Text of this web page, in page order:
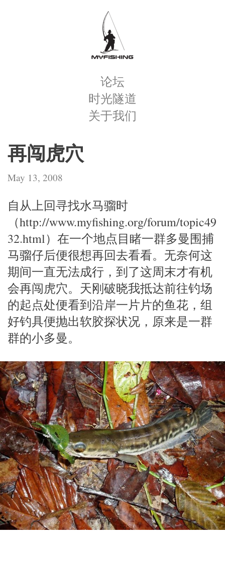
论坛
时光隧道
关于我们
再闯虎穴
May 13, 2008
自从上回寻找水马骝时
（http://www.myfishing.org/forum/topic49
32.html）在一个地点目睹一群多曼围捕
马骝仔后便很想再回去看看。无奈何这
期间一直无法成行，到了这周末才有机
会再闯虎穴。天刚破晓我抵达前往钓场
的起点处便看到沿岸一片片的鱼花，组
好钓具便抛出软胶探状况，原来是一群
群的小多曼。